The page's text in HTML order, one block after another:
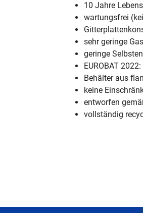
10 Jahre
wartungsfrei
sehr geringe
geringe
EUROBAT
Behälter aus
keine
entworfen
vollständig